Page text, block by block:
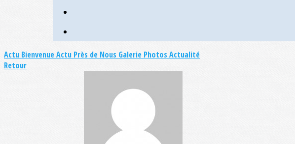
Actu BienvenueActu Près de Nous Galerie Photos Actualité
Retour